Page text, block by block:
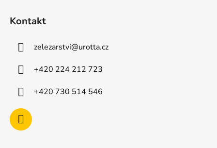
Kontakt
zelezarstvi@urotta.cz
+420 224 212 723
+420 730 514 546